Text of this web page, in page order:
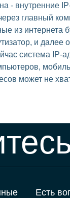
- внутренние
главный
из интернета
и далее
система IP-
может не
Есть